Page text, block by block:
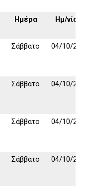
Ημέρα Ημ/νία
Σάββατο 04/10/25
Σάββατο 04/10/25
Σάββατο 04/10/25
Σάββατο 04/10/25